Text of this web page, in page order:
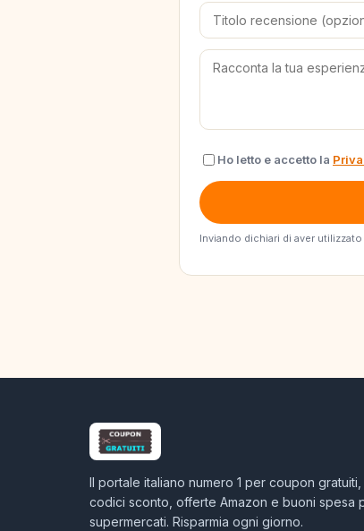
Ho letto e accetto la
Inviando dichiari di aver
Il portale italiano numero 1 per coupon gratuiti,
codici sconto, offerte Amazon e buoni spesa
supermercati. Risparmia ogni giorno.